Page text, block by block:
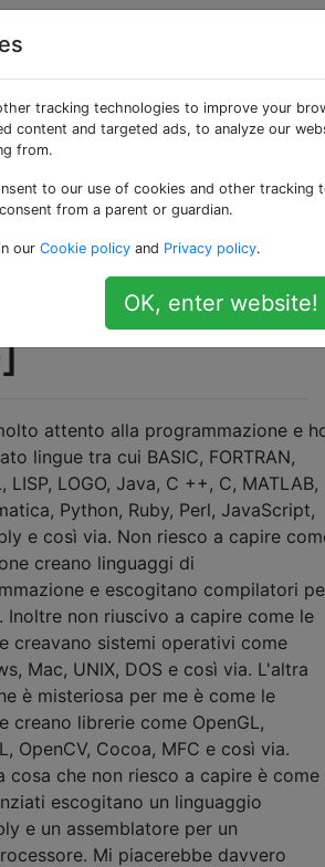
a creare
di
e un
per esso
attento alla programmazione e
lingue tra cui BASIC, FORTRAN,
LISP, LOGO, Java, C ++, C, MATLAB,
Python, Ruby, Perl, JavaScript,
e così via. Non riesco a capire
creano linguaggi di
e escogitano compilatori
Inoltre non riuscivo a capire come le
creavano sistemi operativi come
Mac, UNIX, DOS e così via. L'altra
è misteriosa per me è come le
creano librerie come OpenGL,
OpenCV, Cocoa, MFC e così via.
cosa che non riesco a capire è come
escogitano un linguaggio
e un assemblatore per un
Mi piacerebbe davvero
tracking technologies to improve your
content and targeted ads, to analyze our
from.
to our use of cookies and other tracking
from a parent or guardian.
our Cookie policy and Privacy policy.
OK, enter website!